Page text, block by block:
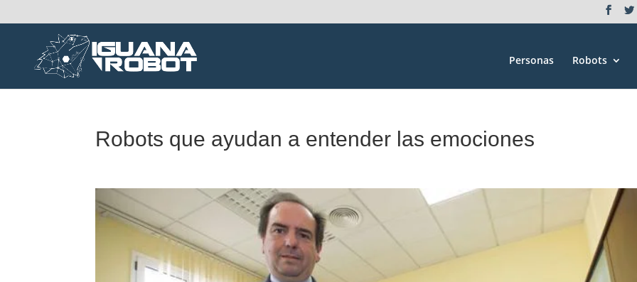
Personas Robots
Robots que ayudan a entender las emociones